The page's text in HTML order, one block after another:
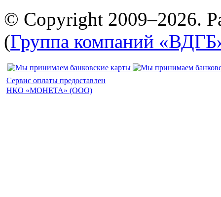
© Copyright 2009–2026.
(Группа компаний
Сервис оплаты предоставлен
НКО «МОНЕТА» (ООО)